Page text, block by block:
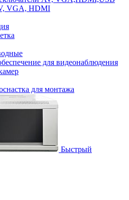
VGA, HDMI
для видеонаблюдения
для монтажа
Быстрый